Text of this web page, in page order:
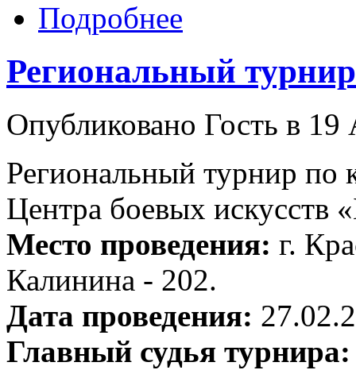
Подробнее
Региональный
Опубликовано Гость в
Региональный турнир по
Центра боевых
Место проведения: г.
Калинина - 202.
Дата проведения:
Главный судья турнира: